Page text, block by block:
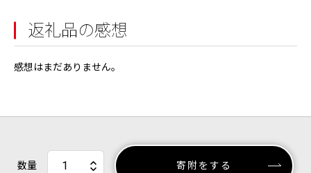
返礼品の感想
感想はまだありません。
数量 寄附をする